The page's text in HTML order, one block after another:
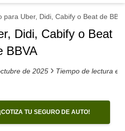
para Uber, Didi, Cabify o Beat de
Didi, Cabify o Beat
BBVA
de 2025 › Tiempo de lectura
¡COTIZA TU SEGURO DE AUTO!